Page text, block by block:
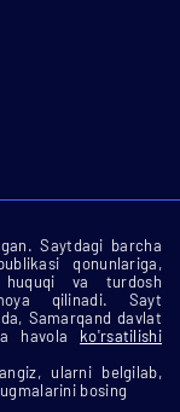
Saytdagi barcha
qonunlariga,
va turdosh
qilinadi. Sayt
Samarqand davlat
havola ko'rsatilishi
ularni belgilab,
bosing